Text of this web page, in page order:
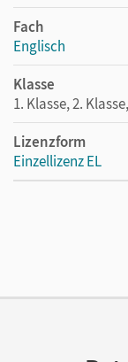
Fach
Englisch
Klasse
1. Klasse, 2.
Lizenzform
Einzellizenz EL